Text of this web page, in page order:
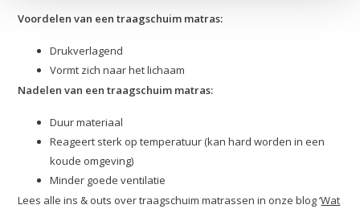
Voordelen van een traagschuim matras:
Drukverlagend
Vormt zich naar het lichaam
Nadelen van een traagschuim matras:
Duur materiaal
Reageert sterk op temperatuur (kan hard worden in een
koude omgeving)
Minder goede ventilatie
Lees alle ins & outs over traagschuim matrassen in onze blog ‘Wat